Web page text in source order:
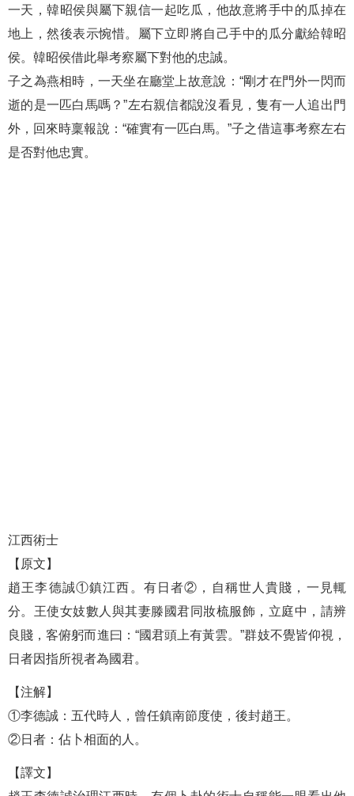
一天，韓昭侯與屬下親信一起吃瓜，他故意將手中的瓜掉在
地上，然後表示惋惜。屬下立即將自己手中的瓜分獻給韓昭
侯。韓昭侯借此舉考察屬下對他的忠誠。
子之為燕相時，一天坐在廳堂上故意說：“剛才在門外一閃而
逝的是一匹白馬嗎？”左右親信都說沒看見，隻有一人追出門
外，回來時稟報說：“確實有一匹白馬。”子之借這事考察左右
是否對他忠實。
江西術士
【原文】
趙王李德誠①鎮江西。有日者②，自稱世人貴賤，一見輒
分。王使女妓數人與其妻滕國君同妝梳服飾，立庭中，請辨
良賤，客俯躬而進曰：“國君頭上有黃雲。”群妓不覺皆仰視，
日者因指所視者為國君。
【注解】
①李德誠：五代時人，曾任鎮南節度使，後封趙王。
②日者：佔卜相面的人。
【譯文】